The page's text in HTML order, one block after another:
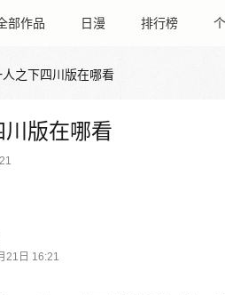
部作品 日漫 排行榜
人之下四川版在哪看
版在哪看
21日 16:21